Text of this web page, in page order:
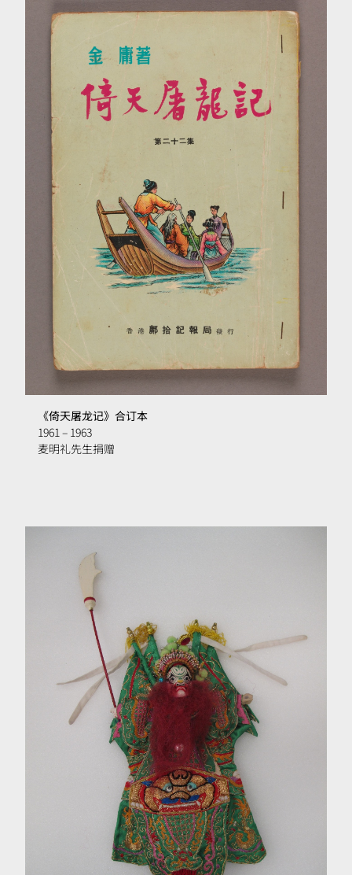
《倚天屠龙记》合订本
1961 – 1963
麦明礼先生捐赠